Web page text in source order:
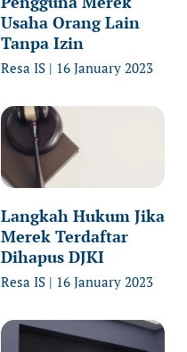
Usaha Orang Lain
Tanpa Izin
Resa IS 16 January 2023
Langkah Hukum Jika
Merek Terdaftar
Dihapus DJKI
Resa IS 16 January 2023